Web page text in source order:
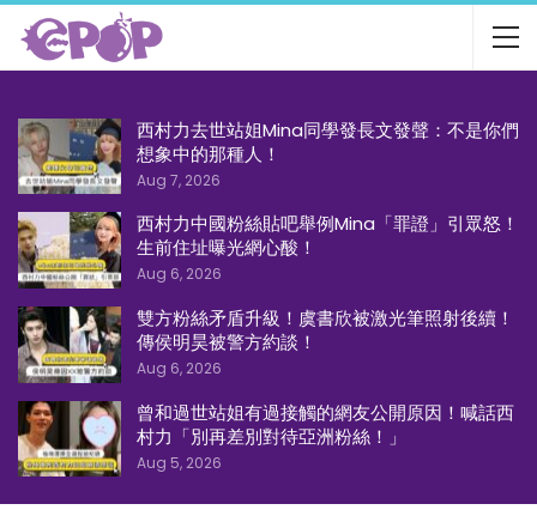
西村力去世站姐Mina同學發長文發聲：不是你們
想象中的那種人！
Aug 7, 2026
西村力中國粉絲貼吧舉例Mina「罪證」引眾怒！
生前住址曝光網心酸！
Aug 6, 2026
雙方粉絲矛盾升級！虞書欣被激光筆照射後續！
傳侯明昊被警方約談！
Aug 6, 2026
曾和過世站姐有過接觸的網友公開原因！喊話西
村力「別再差別對待亞洲粉絲！」
Aug 5, 2026